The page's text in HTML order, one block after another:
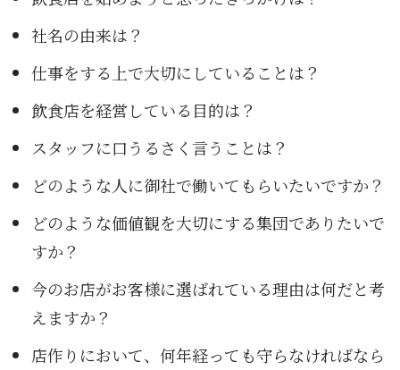
社名の由来は？
仕事をする上で大切にしていることは？
飲食店を経営している目的は？
スタッフに口うるさく言うことは？
どのような人に御社で働いてもらいたいですか？
どのような価値観を大切にする集団でありたいで
すか？
今のお店がお客様に選ばれている理由は何だと考
えますか？
店作りにおいて、何年経っても守らなければなら